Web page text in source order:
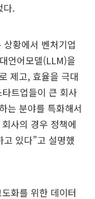
다.
황에서 벤처기업
언어모델(LLM)을
제고, 효율을 극대
트업들이 큰 회사
는 분야를 특화해서
사의 경우 정책에
있다”고 설명했
화를 위한 데이터